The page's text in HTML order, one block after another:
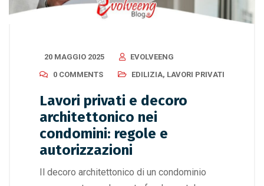
20 MAGGIO 2025
EVOLVEENG
0 COMMENTS
EDILIZIA, LAVORI PRIVATI
Lavori privati e decoro
architettonico nei
condomini: regole e
autorizzazioni
Il decoro architettonico di un condominio